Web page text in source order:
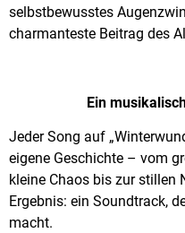
selbstbewusstes
charmanteste Beitrag des
Ein
Jeder Song auf
eigene Geschichte – vom
kleine Chaos bis zur stillen
Ergebnis: ein Soundtrack,
macht.